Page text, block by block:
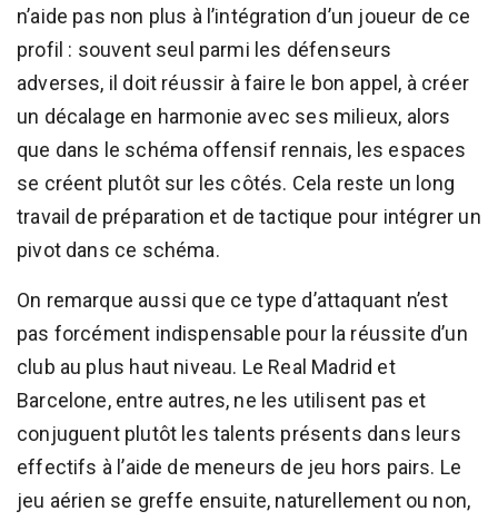
n’aide pas non plus à l’intégration d’un joueur de ce
profil : souvent seul parmi les défenseurs
adverses, il doit réussir à faire le bon appel, à créer
un décalage en harmonie avec ses milieux, alors
que dans le schéma offensif rennais, les espaces
se créent plutôt sur les côtés. Cela reste un long
travail de préparation et de tactique pour intégrer un
pivot dans ce schéma.
On remarque aussi que ce type d’attaquant n’est
pas forcément indispensable pour la réussite d’un
club au plus haut niveau. Le Real Madrid et
Barcelone, entre autres, ne les utilisent pas et
conjuguent plutôt les talents présents dans leurs
effectifs à l’aide de meneurs de jeu hors pairs. Le
jeu aérien se greffe ensuite, naturellement ou non,